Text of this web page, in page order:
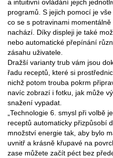
a intuitivní ovládání jejich
programů. S jejich pomocí je
co se s potravinami
nachází. Díky displeji je také
nebo automatické přepínání
zásahu uživatele.
Dražší varianty trub vám jsou
řadu receptů, které si
nichž potom trouba pokrm
navíc zobrazí i fotku, jak může
snažení vypadat.
„Technologie 6. smysl při volbě
receptů automaticky přizpůsobí
množství energie tak, aby bylo
uvnitř a krásně křupavé na
zase můžete začít péct bez